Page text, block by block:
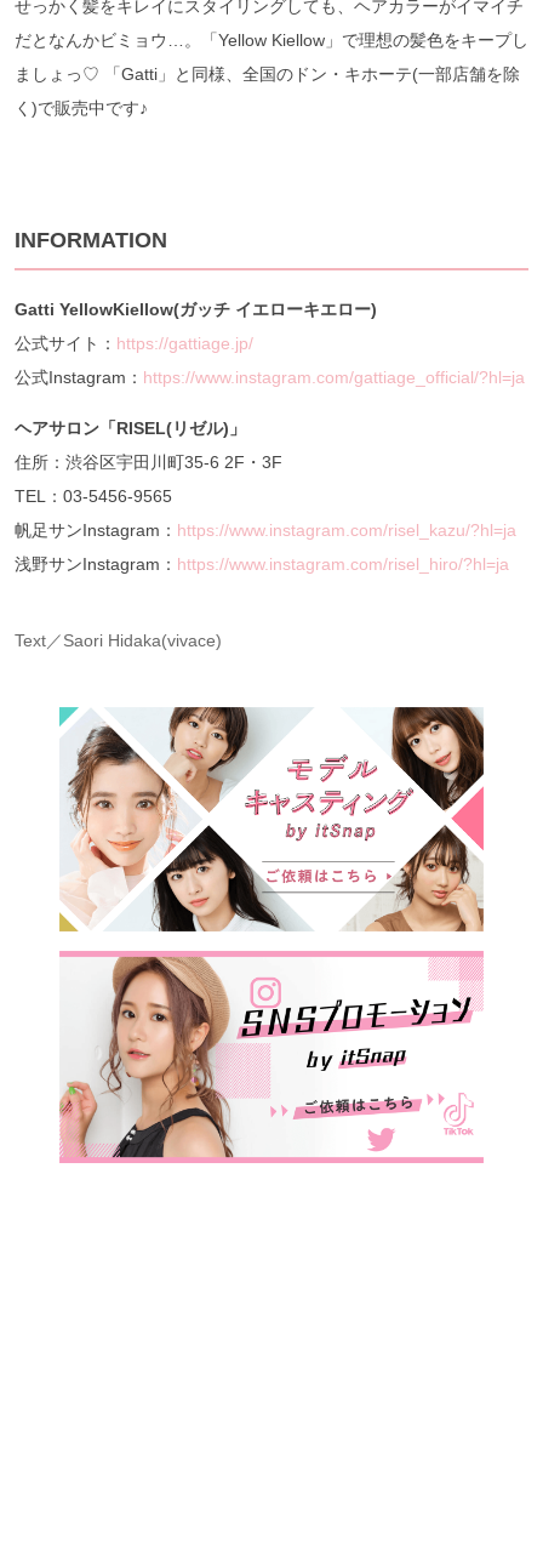
せっかく髪をキレイにスタイリングしても、ヘアカラーがイマイチ
だとなんかビミョウ…。「Yellow Kiellow」で理想の髪色をキープし
ましょっ♡ 「Gatti」と同様、全国のドン・キホーテ(一部店舗を除
く)で販売中です♪
INFORMATION
Gatti YellowKiellow(ガッチ イエローキエロー)
公式サイト： https://gattiage.jp/
公式Instagram： https://www.instagram.com/gattiage_official/?hl=ja
ヘアサロン「RISEL(リゼル)」
住所：渋谷区宇田川町35-6 2F・3F
TEL：03-5456-9565
帆足サンInstagram： https://www.instagram.com/risel_kazu/?hl=ja
浅野サンInstagram： https://www.instagram.com/risel_hiro/?hl=ja
Text／Saori Hidaka(vivace)